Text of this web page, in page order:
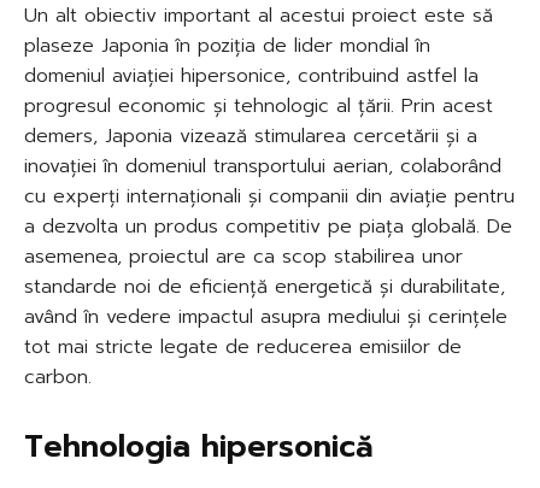
Un alt obiectiv important al acestui proiect este să
plaseze Japonia în poziția de lider mondial în
domeniul aviației hipersonice, contribuind astfel la
progresul economic și tehnologic al țării. Prin acest
demers, Japonia vizează stimularea cercetării și a
inovației în domeniul transportului aerian, colaborând
cu experți internaționali și companii din aviație pentru
a dezvolta un produs competitiv pe piața globală. De
asemenea, proiectul are ca scop stabilirea unor
standarde noi de eficiență energetică și durabilitate,
având în vedere impactul asupra mediului și cerințele
tot mai stricte legate de reducerea emisiilor de
carbon.
Tehnologia hipersonică